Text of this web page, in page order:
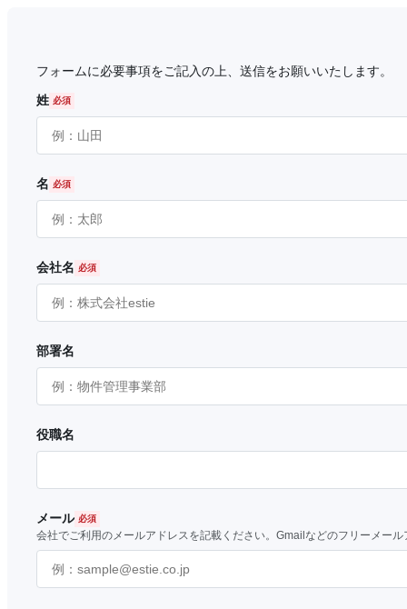
フォームに必要事項をご記入の上、送信をお願いいたします。
姓
名
会社名
部署名
役職名
メール
会社でご利用のメールアドレスを記載ください。Gmailなどのフリーメー